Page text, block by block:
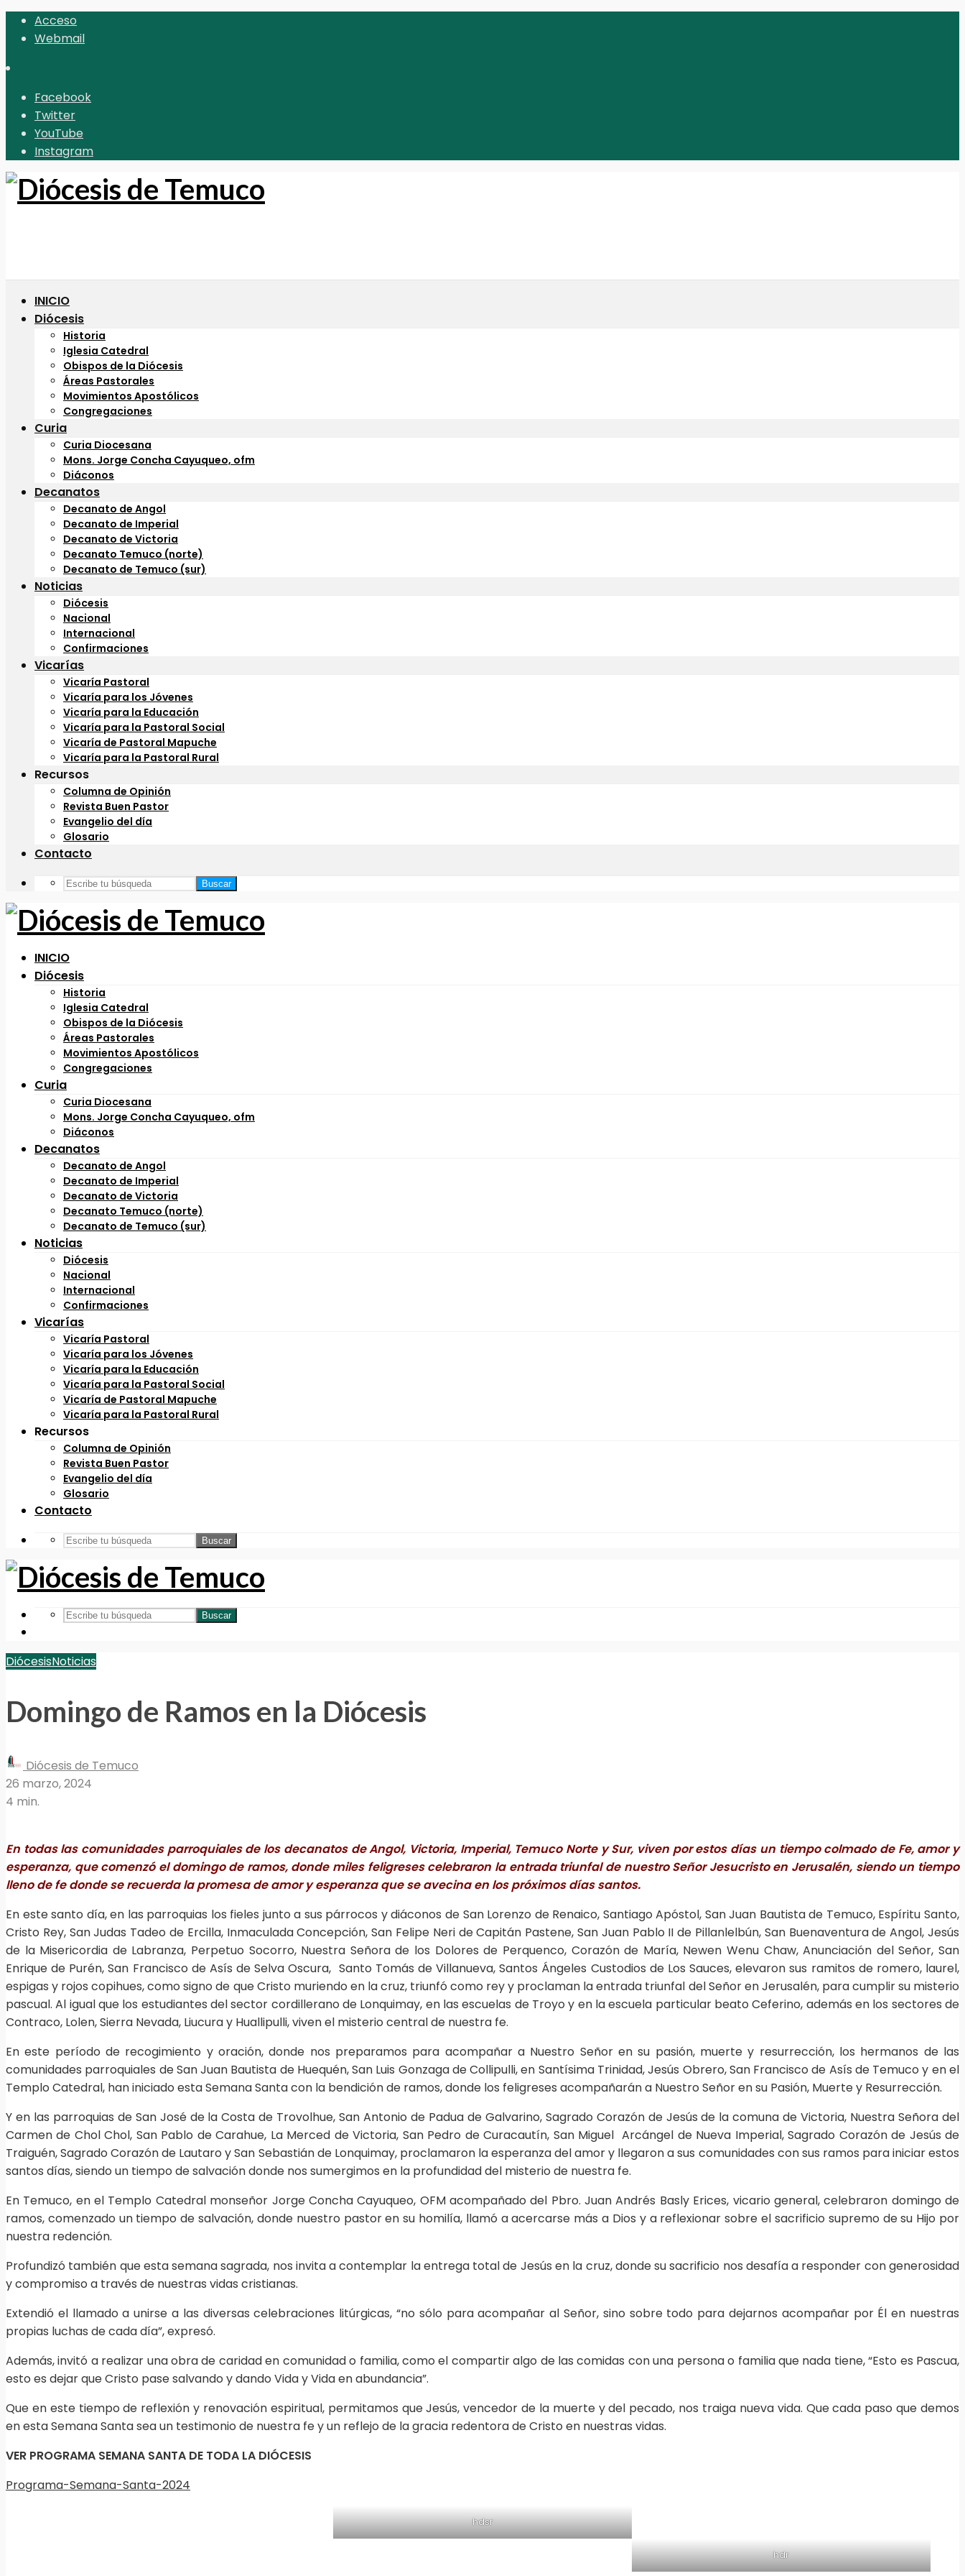
Acceso
Webmail
Facebook
Twitter
YouTube
Instagram
INICIO
Diócesis
Historia
Iglesia Catedral
Obispos de la Diócesis
Áreas Pastorales
Movimientos Apostólicos
Congregaciones
Curia
Curia Diocesana
Mons. Jorge Concha Cayuqueo, ofm
Diáconos
Decanatos
Decanato de Angol
Decanato de Imperial
Decanato de Victoria
Decanato Temuco (norte)
Decanato de Temuco (sur)
Noticias
Diócesis
Nacional
Internacional
Confirmaciones
Vicarías
Vicaría Pastoral
Vicaría para los Jóvenes
Vicaría para la Educación
Vicaría para la Pastoral Social
Vicaría de Pastoral Mapuche
Vicaría para la Pastoral Rural
Recursos
Columna de Opinión
Revista Buen Pastor
Evangelio del día
Glosario
Contacto
Buscar
INICIO
Diócesis
Historia
Iglesia Catedral
Obispos de la Diócesis
Áreas Pastorales
Movimientos Apostólicos
Congregaciones
Curia
Curia Diocesana
Mons. Jorge Concha Cayuqueo, ofm
Diáconos
Decanatos
Decanato de Angol
Decanato de Imperial
Decanato de Victoria
Decanato Temuco (norte)
Decanato de Temuco (sur)
Noticias
Diócesis
Nacional
Internacional
Confirmaciones
Vicarías
Vicaría Pastoral
Vicaría para los Jóvenes
Vicaría para la Educación
Vicaría para la Pastoral Social
Vicaría de Pastoral Mapuche
Vicaría para la Pastoral Rural
Recursos
Columna de Opinión
Revista Buen Pastor
Evangelio del día
Glosario
Contacto
Buscar
Buscar
DiócesisNoticias
Domingo de Ramos en la Diócesis
Diócesis de Temuco
26 marzo, 2024
4 min.
En todas las comunidades parroquiales de los decanatos de Angol, Victoria, Imperial, Temuco Norte y Sur, viven por estos días un tiempo colmado de Fe, amor y
esperanza, que comenzó el domingo de ramos, donde miles feligreses celebraron la entrada triunfal de nuestro Señor Jesucristo en Jerusalén, siendo un tiempo
lleno de fe donde se recuerda la promesa de amor y esperanza que se avecina en los próximos días santos.
En este santo día, en las parroquias los fieles junto a sus párrocos y diáconos de San Lorenzo de Renaico, Santiago Apóstol, San Juan Bautista de Temuco, Espíritu Santo,
Cristo Rey, San Judas Tadeo de Ercilla, Inmaculada Concepción, San Felipe Neri de Capitán Pastene, San Juan Pablo II de Pillanlelbún, San Buenaventura de Angol, Jesús
de la Misericordia de Labranza, Perpetuo Socorro, Nuestra Señora de los Dolores de Perquenco, Corazón de María, Newen Wenu Chaw, Anunciación del Señor, San
Enrique de Purén, San Francisco de Asís de Selva Oscura, Santo Tomás de Villanueva, Santos Ángeles Custodios de Los Sauces, elevaron sus ramitos de romero, laurel,
espigas y rojos copihues,como signo de que Cristo muriendo en la cruz, triunfó como rey y proclaman la entrada triunfal del Señor en Jerusalén, para cumplir su misterio
pascual. Al igual que los estudiantes del sector cordillerano de Lonquimay, en las escuelas de Troyo y en la escuela particular beato Ceferino, además en los sectores de
Contraco, Lolen, Sierra Nevada, Liucura y Huallipulli, viven el misterio central de nuestra fe.
En este período de recogimiento y oración, donde nos preparamos para acompañar a Nuestro Señor en su pasión, muerte y resurrección, los hermanos de las
comunidades parroquiales de San Juan Bautista de Huequén, San Luis Gonzaga de Collipulli, en Santísima Trinidad, Jesús Obrero, San Francisco de Asís de Temuco y en el
Templo Catedral, han iniciado esta Semana Santa con la bendición de ramos, donde los feligreses acompañarán a Nuestro Señor en su Pasión, Muerte y Resurrección.
Y en las parroquias de San José de la Costa de Trovolhue, San Antonio de Padua de Galvarino, Sagrado Corazón de Jesús de la comuna de Victoria, Nuestra Señora del
Carmen de Chol Chol, San Pablo de Carahue, La Merced de Victoria, San Pedro de Curacautín, San Miguel Arcángel de Nueva Imperial, Sagrado Corazón de Jesús de
Traiguén, Sagrado Corazón de Lautaro y San Sebastián de Lonquimay, proclamaron la esperanza del amor y llegaron a sus comunidades con sus ramos para iniciar estos
santos días, siendo un tiempo de salvación donde nos sumergimos en la profundidad del misterio de nuestra fe.
En Temuco, en el Templo Catedral monseñor Jorge Concha Cayuqueo, OFM acompañado del Pbro. Juan Andrés Basly Erices, vicario general, celebraron domingo de
ramos, comenzado un tiempo de salvación, donde nuestro pastor en su homilía, llamó a acercarse más a Dios y a reflexionar sobre el sacrificio supremo de su Hijo por
nuestra redención.
Profundizó también que esta semana sagrada, nos invita a contemplar la entrega total de Jesús en la cruz, donde su sacrificio nos desafía a responder con generosidad
y compromiso a través de nuestras vidas cristianas.
Extendió el llamado a unirse a las diversas celebraciones litúrgicas, “no sólo para acompañar al Señor, sino sobre todo para dejarnos acompañar por Él en nuestras
propias luchas de cada día”, expresó.
Además, invitó a realizar una obra de caridad en comunidad o familia, como el compartir algo de las comidas con una persona o familia que nada tiene, “Esto es Pascua,
esto es dejar que Cristo pase salvando y dando Vida y Vida en abundancia”.
Que en este tiempo de reflexión y renovación espiritual, permitamos que Jesús, vencedor de la muerte y del pecado, nos traiga nueva vida. Que cada paso que demos
en esta Semana Santa sea un testimonio de nuestra fe y un reflejo de la gracia redentora de Cristo en nuestras vidas.
VER PROGRAMA SEMANA SANTA DE TODA LA DIÓCESIS
Programa-Semana-Santa-2024
hdsr
hdr